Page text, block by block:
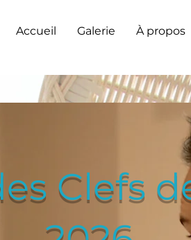
Accueil Galerie À propos
Clefs